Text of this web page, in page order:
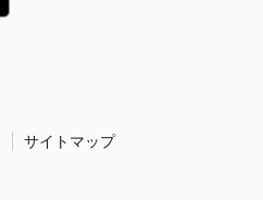
サイトマップ